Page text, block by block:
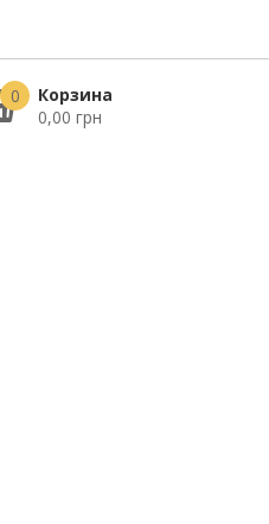
Корзина
0,00 грн
0